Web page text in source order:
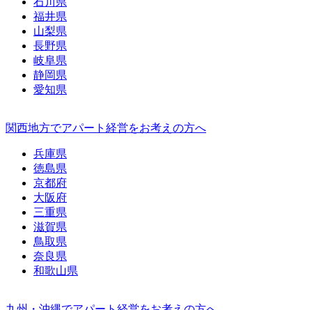
福井県
山梨県
長野県
岐阜県
静岡県
愛知県
関西地方でアパート経営をお考えの方へ
兵庫県
徳島県
京都府
大阪府
三重県
滋賀県
鳥取県
奈良県
和歌山県